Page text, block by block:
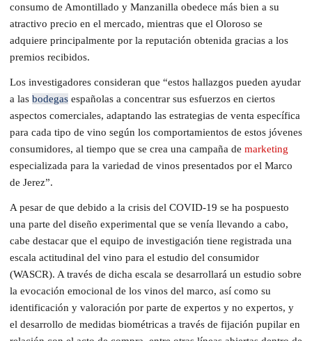
consumo de Amontillado y Manzanilla obedece más bien a su
atractivo precio en el mercado, mientras que el Oloroso se
adquiere principalmente por la reputación obtenida gracias a los
premios recibidos.
Los investigadores consideran que “estos hallazgos pueden ayudar
a las bodegas españolas a concentrar sus esfuerzos en ciertos
aspectos comerciales, adaptando las estrategias de venta específica
para cada tipo de vino según los comportamientos de estos jóvenes
consumidores, al tiempo que se crea una campaña de marketing
especializada para la variedad de vinos presentados por el Marco
de Jerez”.
A pesar de que debido a la crisis del COVID-19 se ha pospuesto
una parte del diseño experimental que se venía llevando a cabo,
cabe destacar que el equipo de investigación tiene registrada una
escala actitudinal del vino para el estudio del consumidor
(WASCR). A través de dicha escala se desarrollará un estudio sobre
la evocación emocional de los vinos del marco, así como su
identificación y valoración por parte de expertos y no expertos, y
el desarrollo de medidas biométricas a través de fijación pupilar en